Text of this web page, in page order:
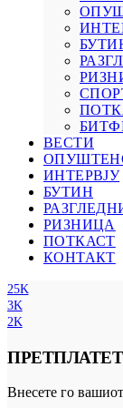
ВЕСТИ
ИНТЕРВЈУ
БУТИН
РИЗНИЦА
ПОТКАСТ
КОНТАКТ
25K
3K
2K
Внесете го